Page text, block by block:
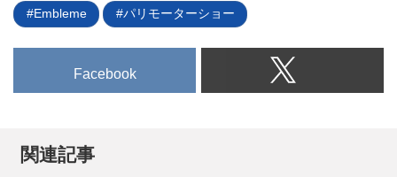
まとめてみた。
Embleme パリモーターショー
Facebook
関連記事